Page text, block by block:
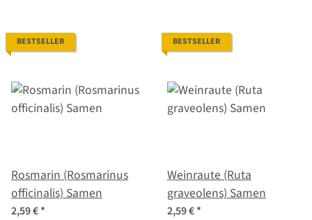
BESTSELLER
Rosmarin (Rosmarinus
officinalis) Samen
2,59 €*
BESTSELLER
Weinraute (Ruta
graveolens) Samen
2,59 €*